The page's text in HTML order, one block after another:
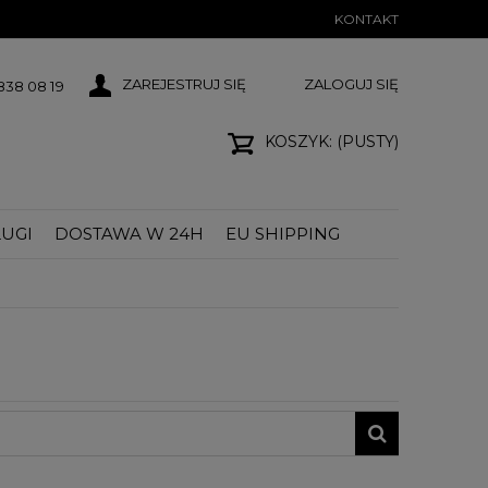
KONTAKT
08 19 ZAREJESTRUJ SIĘ ZALOGUJ SIĘ
KOSZYK: (PUSTY)
DOSTAWA W 24H EU SHIPPING